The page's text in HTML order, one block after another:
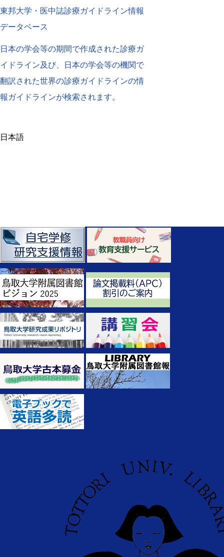
東邦大学・医中誌診療ガイドライン情報
データベース
日本の学会等の期間で作成された診療ガ
イドライン及び、日本の学会等の機関で
翻訳された世界の診療ガイドラインの情
報ガイドラインが検索されます。
日本語